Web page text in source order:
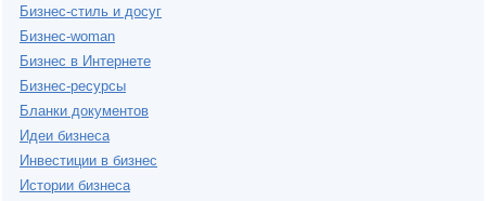
Бизнес-стиль и досуг
Бизнес-woman
Бизнес в Интернете
Бизнес-ресурсы
Бланки документов
Идеи бизнеса
Инвестиции в бизнес
Истории бизнеса